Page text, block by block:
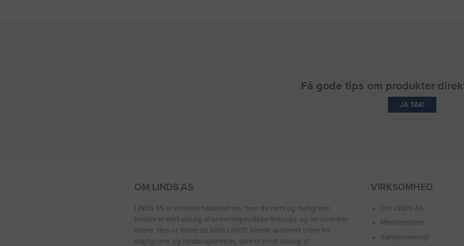
Få gode tips om produkter
JA TAK!
OM LINDS AS
LINDS AS er et dansk handelsfirma, hvor du nemt og hurtigt kan
bestille et stort udvalg af branchespecifikke forbrugs- og servicevarer
online. Hos os finder du både LINDS′ kendte sortiment inden for
dagligvarer og landbrugsartikler, samt et bredt udvalg af
VIRKSOMHED
Om LINDS AS
Medarbejdere
Sælgeroversigt